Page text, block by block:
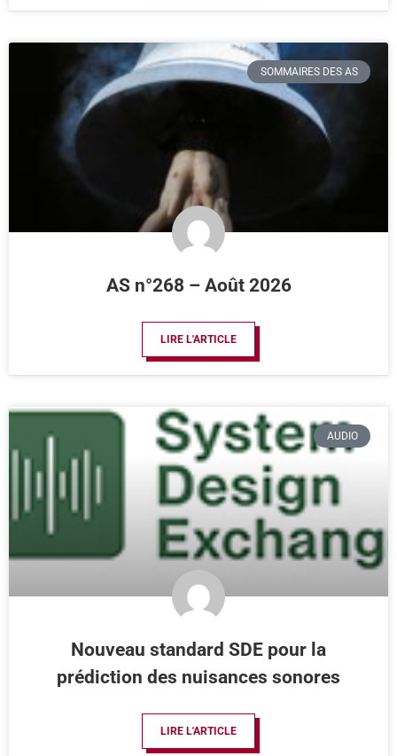
SOMMAIRES DES AS
AS n°268 – Août 2026
LIRE L'ARTICLE
AUDIO
Nouveau standard SDE pour la
prédiction des nuisances sonores
LIRE L'ARTICLE